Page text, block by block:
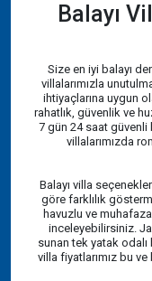
Balayı
Size en iyi balayı
villalarımızla
ihtiyaçlarına uygun
rahatlık, güvenlik ve
7 gün 24 saat güvenli
villalarımızda
Balayı villa
göre farklılık
havuzlu ve
inceleyebilirsiniz.
sunan tek yatak odalı
villa fiyatlarımız bu